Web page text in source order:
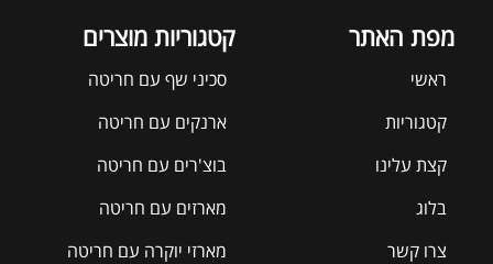
קטגוריות מוצרים
סכיני שף עם חריטה
ארנקים עם חריטה
בוצ'רים עם חריטה
מארזים עם חריטה
מארזי יוקרה עם חריטה
מפת האתר
ראשי
קטגוריות
קצת עלינו
בלוג
צרו קשר